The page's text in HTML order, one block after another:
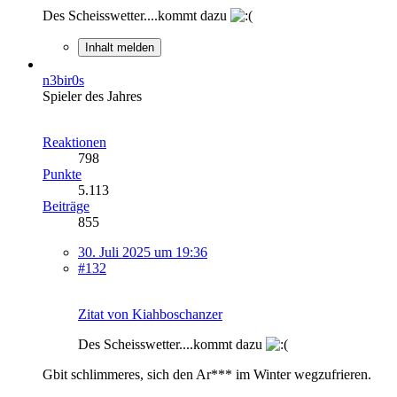
Des Scheisswetter....kommt dazu
Inhalt melden
n3bir0s
Spieler des Jahres
Reaktionen
798
Punkte
5.113
Beiträge
855
30. Juli 2025 um 19:36
#132
Zitat von Kiahboschanzer
Des Scheisswetter....kommt dazu
Gbit schlimmeres, sich den Ar*** im Winter wegzufrieren.